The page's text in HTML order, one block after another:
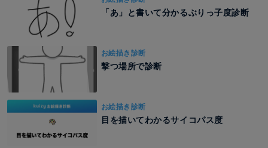
「あ」と書いて分かるぶりっ子度診断
お絵描き診断
撃つ場所で診断
お絵描き診断
目を描いてわかるサイコパス度